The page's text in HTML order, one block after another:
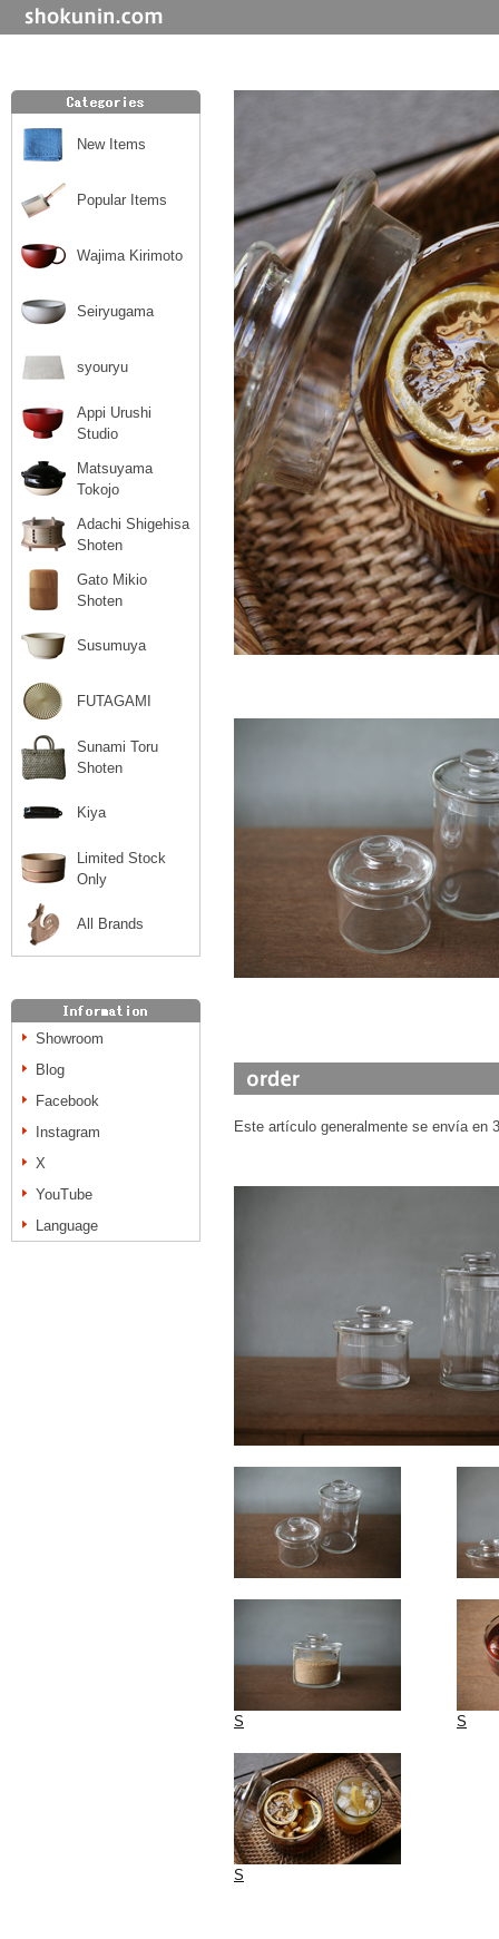
New Items
Popular Items
Wajima Kirimoto
Seiryugama
syouryu
Appi Urushi
Studio
Matsuyama
Tokojo
Adachi Shigehisa
Shoten
Gato Mikio
Shoten
Susumuya
FUTAGAMI
Sunami Toru
Shoten
Kiya
Limited Stock
Only
All Brands
Showroom
Blog
Facebook
Instagram
X
YouTube
Language
Este artículo generalmente se envía en
S S
S